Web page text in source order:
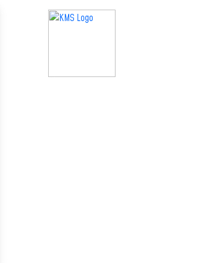
Panneau de gestion des cookies